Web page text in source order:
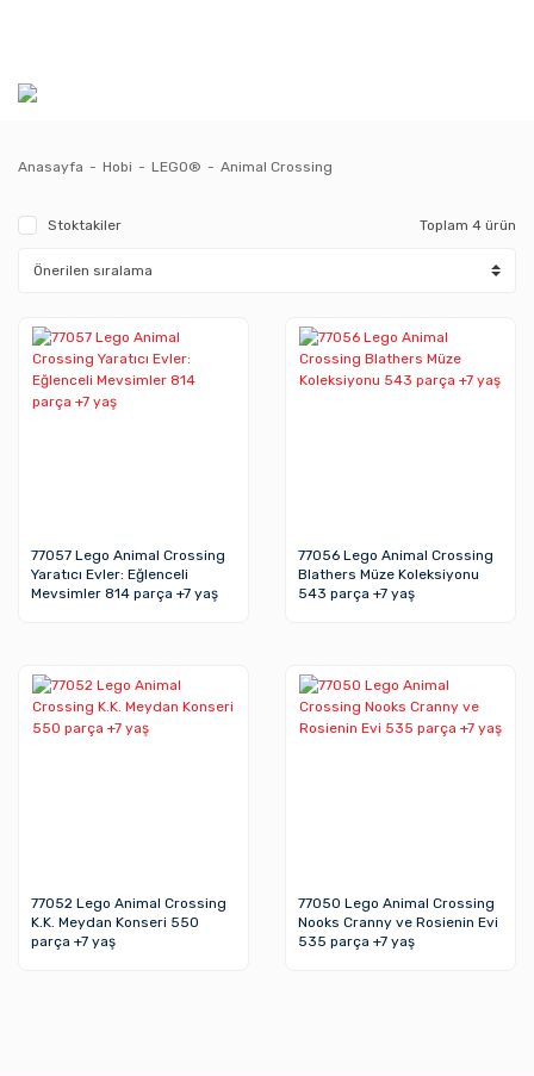
Anasayfa Hobi LEGO® Animal Crossing
Stoktakiler Toplam 4 ürün
77057 Lego Animal Crossing
Yaratıcı Evler: Eğlenceli
Mevsimler 814 parça +7 yaş
77056 Lego Animal Crossing
Blathers Müze Koleksiyonu
543 parça +7 yaş
77052 Lego Animal Crossing
K.K. Meydan Konseri 550
parça +7 yaş
77050 Lego Animal Crossing
Nooks Cranny ve Rosienin Evi
535 parça +7 yaş